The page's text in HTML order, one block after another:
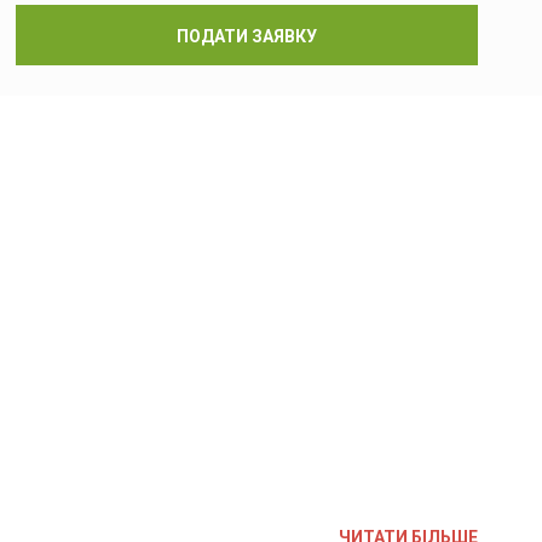
ПОДАТИ ЗАЯВКУ
ЧИТАТИ БІЛЬШЕ